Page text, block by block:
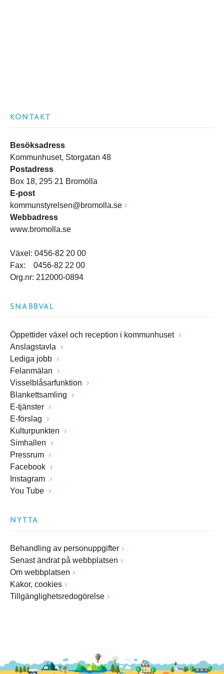
KONTAKT
Besöksadress
Kommunhuset, Storgatan 48
Postadress
Box 18, 295 21 Bromölla
E-post
kommunstyrelsen@bromolla.se
Webbadress
www.bromolla.se
Växel: 0456-82 20 00
Fax: 0456-82 22 00
Org.nr: 212000-0894
SNABBVAL
Öppettider växel och reception i kommunhuset
Anslagstavla
Lediga jobb
Felanmälan
Visselblåsarfunktion
Blankettsamling
E-tjänster
E-förslag
Kulturpunkten
Simhallen
Pressrum
Facebook
Instagram
You Tube
NYTTA
Behandling av personuppgifter
Senast ändrat på webbplatsen
Om webbplatsen
Kakor, cookies
Tillgänglighetsredogörelse